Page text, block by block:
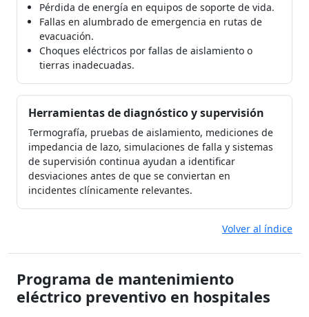
Pérdida de energía en equipos de soporte de vida.
Fallas en alumbrado de emergencia en rutas de
evacuación.
Choques eléctricos por fallas de aislamiento o
tierras inadecuadas.
Herramientas de diagnóstico y supervisión
Termografía, pruebas de aislamiento, mediciones de
impedancia de lazo, simulaciones de falla y sistemas
de supervisión continua ayudan a identificar
desviaciones antes de que se conviertan en
incidentes clínicamente relevantes.
Volver al índice
Programa de mantenimiento
eléctrico preventivo en hospitales